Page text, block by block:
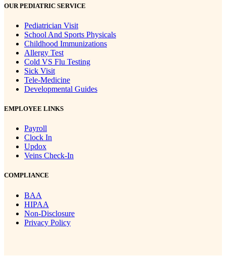
OUR PEDIATRIC SERVICE
Pediatrician Visit
School And Sports Physicals
Childhood Immunizations
Allergy Test
Cold VS Flu Testing
Sick Visit
Tele-Medicine
Developmental Guides
EMPLOYEE LINKS
Payroll
Clock In
Updox
Veins Check-In
COMPLIANCE
BAA
HIPAA
Non-Disclosure
Privacy Policy